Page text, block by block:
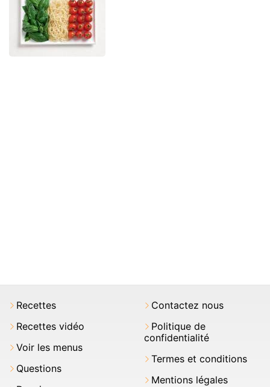
Recettes
Recettes vidéo
Voir les menus
Questions
Contactez nous
Politique de
confidentialité
Termes et conditions
Mentions légales